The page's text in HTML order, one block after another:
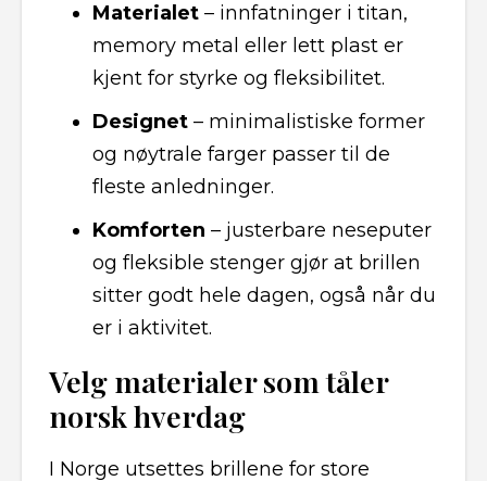
Materialet – innfatninger i titan,
memory metal eller lett plast er
kjent for styrke og fleksibilitet.
Designet – minimalistiske former
og nøytrale farger passer til de
fleste anledninger.
Komforten – justerbare neseputer
og fleksible stenger gjør at brillen
sitter godt hele dagen, også når du
er i aktivitet.
Velg materialer som tåler
norsk hverdag
I Norge utsettes brillene for store